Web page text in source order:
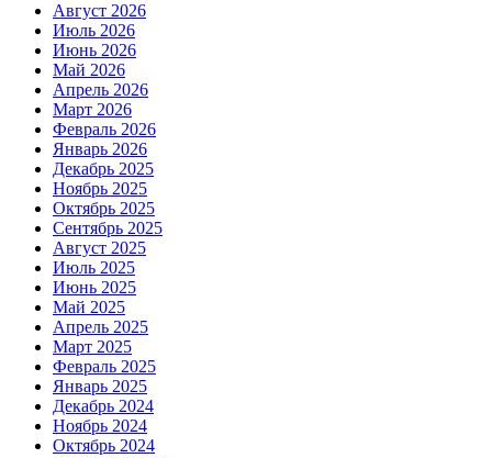
Август 2026
Июль 2026
Июнь 2026
Май 2026
Апрель 2026
Март 2026
Февраль 2026
Январь 2026
Декабрь 2025
Ноябрь 2025
Октябрь 2025
Сентябрь 2025
Август 2025
Июль 2025
Июнь 2025
Май 2025
Апрель 2025
Март 2025
Февраль 2025
Январь 2025
Декабрь 2024
Ноябрь 2024
Октябрь 2024